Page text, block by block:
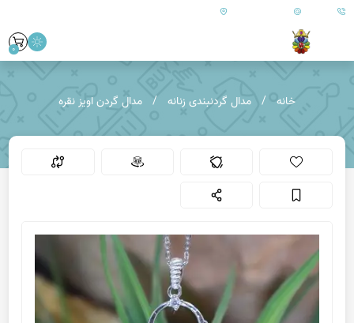
09179890157 ایران - فارس - کازرون
0
خانه مدال گردنبندی زنانه مدال گردن اویز نقره